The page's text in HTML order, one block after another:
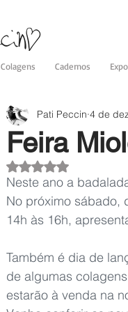
Colagens Cadernos
Feira
Pati Peccin 4 de
Avaliado com NaN de
Neste ano a
No próximo sábado,
14h às 16h,
Também é dia de
de algumas
estarão à venda na